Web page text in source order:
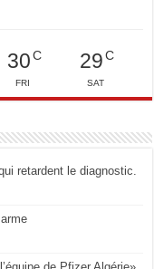
30C
FRI
29 C
SAT
retardent le diagnostic.